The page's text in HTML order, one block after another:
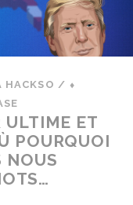
HACKSO / ⬧
ULTIME ET
POURQUOI
NOUS